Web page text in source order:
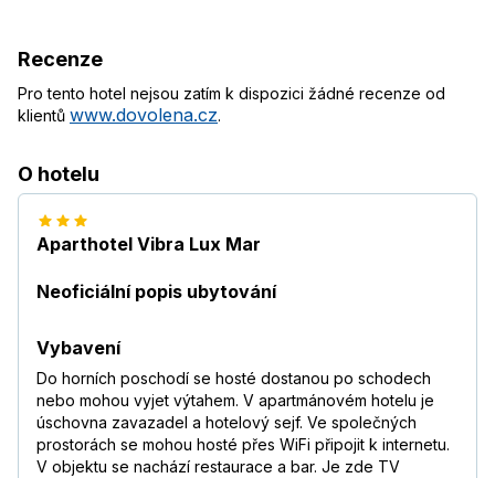
Recenze
Pro tento hotel nejsou zatím k dispozici žádné recenze od
klientů www.dovolena.cz.
O hotelu
Aparthotel Vibra Lux Mar
Neoficiální popis ubytování
Vybavení
Do horních poschodí se hosté dostanou po schodech
nebo mohou vyjet výtahem. V apartmánovém hotelu je
úschovna zavazadel a hotelový sejf. Ve společných
prostorách se mohou hosté přes WiFi připojit k internetu.
V objektu se nachází restaurace a bar. Je zde TV